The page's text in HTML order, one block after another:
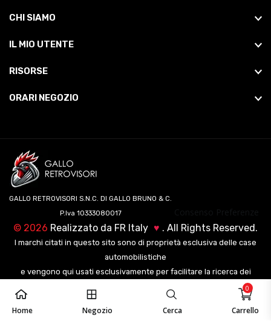
Home Negozio Cerca Carrello
0
CHI SIAMO
IL MIO UTENTE
RISORSE
ORARI NEGOZIO
GALLO RETROVISORI S.N.C. DI GALLO BRUNO & C.
P.Iva 10333080017
© 2026 Realizzato da FR Italy ♥ . All Rights Reserved.
I marchi citati in questo sito sono di proprietà esclusiva delle case
automobilistiche
e vengono qui usati esclusivamente per facilitare la ricerca dei